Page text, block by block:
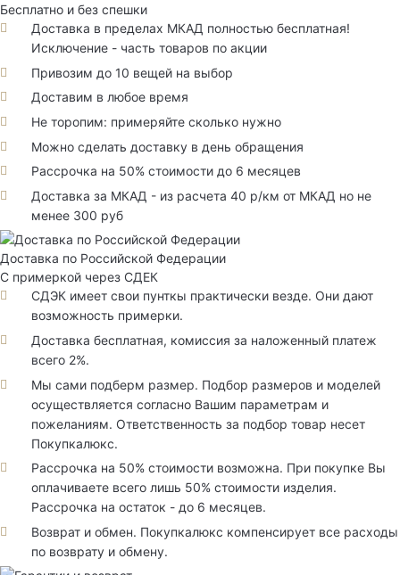
Бесплатно и без спешки
Доставка в пределах МКАД полностью бесплатная!
Исключение - часть товаров по акции
Привозим до 10 вещей на выбор
Доставим в любое время
Не торопим: примеряйте сколько нужно
Можно сделать доставку в день обращения
Рассрочка на 50% стоимости до 6 месяцев
Доставка за МКАД - из расчета 40 р/км от МКАД но не
менее 300 руб
Доставка по Российской Федерации
С примеркой через СДЕК
СДЭК имеет свои пунткы практически везде. Они дают
возможность примерки.
Доставка бесплатная, комиссия за наложенный платеж
всего 2%.
Мы сами подберм размер. Подбор размеров и моделей
осуществляется согласно Вашим параметрам и
пожеланиям. Ответственность за подбор товар несет
Покупкалюкс.
Рассрочка на 50% стоимости возможна. При покупке Вы
оплачиваете всего лишь 50% стоимости изделия.
Рассрочка на остаток - до 6 месяцев.
Возврат и обмен. Покупкалюкс компенсирует все расходы
по возврату и обмену.